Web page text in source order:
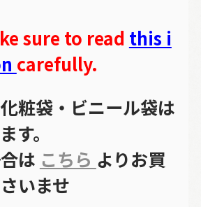
sure to read this i
carefully.
粧袋・ビニール袋は
す。
は こちら よりお買
いませ